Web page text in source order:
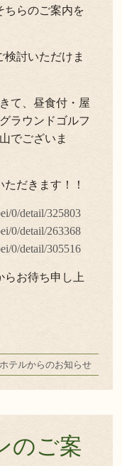
リシー
ちらのご案内を
討いただけま
て、昼食付・屋
ラウンドゴルフ
でございま
だきます！！
0/detail/325803
0/detail/263368
0/detail/305516
らお待ち申し上
ホテルからのお知らせ
のご案